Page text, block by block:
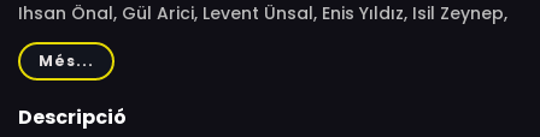
Ihsan Önal, Gül Arici, Levent Ünsal, Enis Yıldız, Isil Zeynep,
Eda Özel, Elif Çakman, Toprak Mert Yadigar, Murat
Sağlam, Alisan Özkan
Més...
Descripció